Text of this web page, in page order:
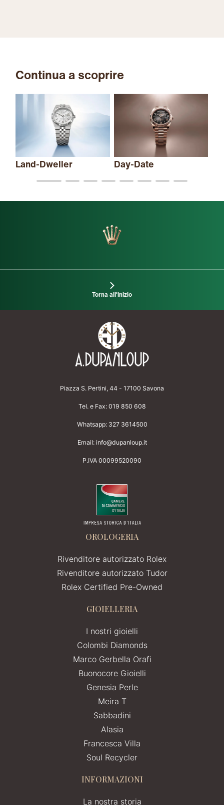
Continua a scoprire
Land-Dweller Day-Date
Torna all'inizio
Piazza S. Pertini, 44 - 17100 Savona
Tel. e Fax: 019 850 608
Whatsapp: 327 3614500
Email: info@dupanloup.it
P.IVA 00099520090
OROLOGERIA
Rivenditore autorizzato Rolex
Rivenditore autorizzato Tudor
Rolex Certified Pre-Owned
GIOIELLERIA
I nostri gioielli
Colombi Diamonds
Marco Gerbella Orafi
Buonocore Gioielli
Genesia Perle
Meira T
Sabbadini
Alasia
Francesca Villa
Soul Recycler
INFORMAZIONI
La nostra storia